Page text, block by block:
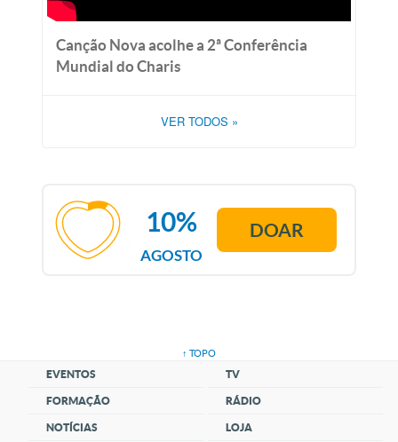
Canção Nova acolhe a 2ª Conferência
Mundial do Charis
VER TODOS »
AGOSTO
10% DOAR
↑ TOPO
EVENTOS
FORMAÇÃO
NOTÍCIAS
TV
RÁDIO
LOJA